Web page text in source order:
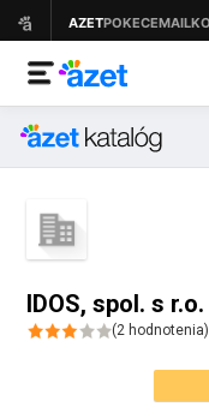
IDOS, spol. s r.o.
(2 hodnotenia)